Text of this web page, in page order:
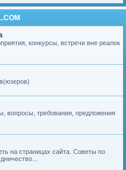
конкурсы, встречи вне реалок
вопросы, требования, предложения
на страницах сайта. Советы по